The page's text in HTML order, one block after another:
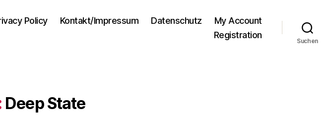
Policy Kontakt/Impressum Datenschutz
My Account
Registration
Suchen
Deep State